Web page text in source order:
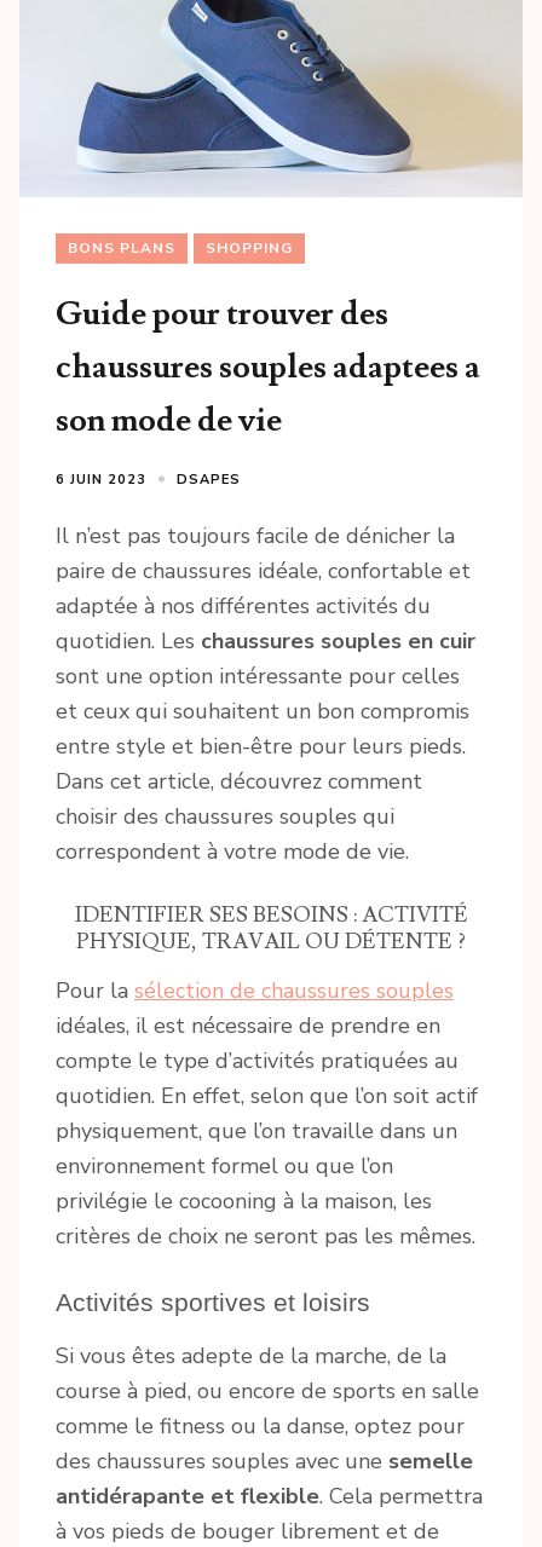
BONS PLANS SHOPPING
Guide pour trouver des
chaussures souples adaptees a
son mode de vie
6 JUIN 2023 DSAPES
Il n’est pas toujours facile de dénicher la
paire de chaussures idéale, confortable et
adaptée à nos différentes activités du
quotidien. Les chaussures souples en cuir
sont une option intéressante pour celles
et ceux qui souhaitent un bon compromis
entre style et bien-être pour leurs pieds.
Dans cet article, découvrez comment
choisir des chaussures souples qui
correspondent à votre mode de vie.
IDENTIFIER SES BESOINS : ACTIVITÉ
PHYSIQUE, TRAVAIL OU DÉTENTE ?
Pour la sélection de chaussures souples
idéales, il est nécessaire de prendre en
compte le type d’activités pratiquées au
quotidien. En effet, selon que l’on soit actif
physiquement, que l’on travaille dans un
environnement formel ou que l’on
privilégie le cocooning à la maison, les
critères de choix ne seront pas les mêmes.
Activités sportives et loisirs
Si vous êtes adepte de la marche, de la
course à pied, ou encore de sports en salle
comme le fitness ou la danse, optez pour
des chaussures souples avec une semelle
antidérapante et flexible. Cela permettra
à vos pieds de bouger librement et de